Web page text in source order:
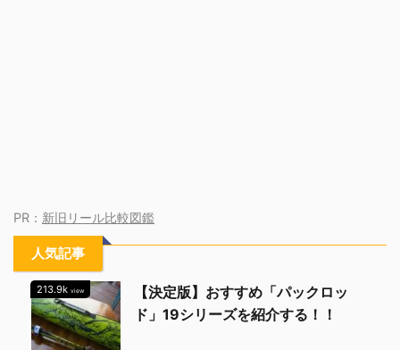
PR： 新旧リール比較図鑑
人気記事
213.9k view
【決定版】おすすめ「パックロッ
ド」19シリーズを紹介する！！